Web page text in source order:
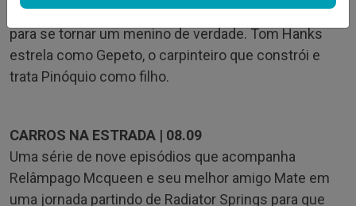
madeira que embarca em uma aventura eletrizante
para se tornar um menino de verdade. Tom Hanks
estrela como Gepeto, o carpinteiro que constrói e
trata Pinóquio como filho.
CARROS NA ESTRADA | 08.09
Uma série de nove episódios que acompanha
Relâmpago Mcqueen e seu melhor amigo Mate em
uma jornada partindo de Radiator Springs para que